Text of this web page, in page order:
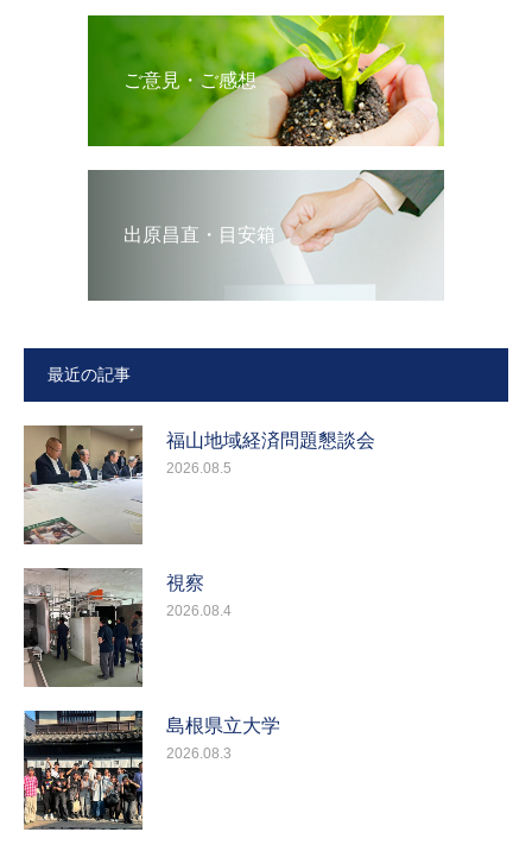
ご意見・ご感想
出原昌直・目安箱
最近の記事
福山地域経済問題懇談会
2026.08.5
視察
2026.08.4
島根県立大学
2026.08.3